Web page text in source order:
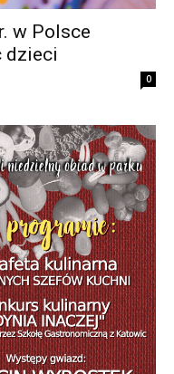
w Polsce
dzieci
0